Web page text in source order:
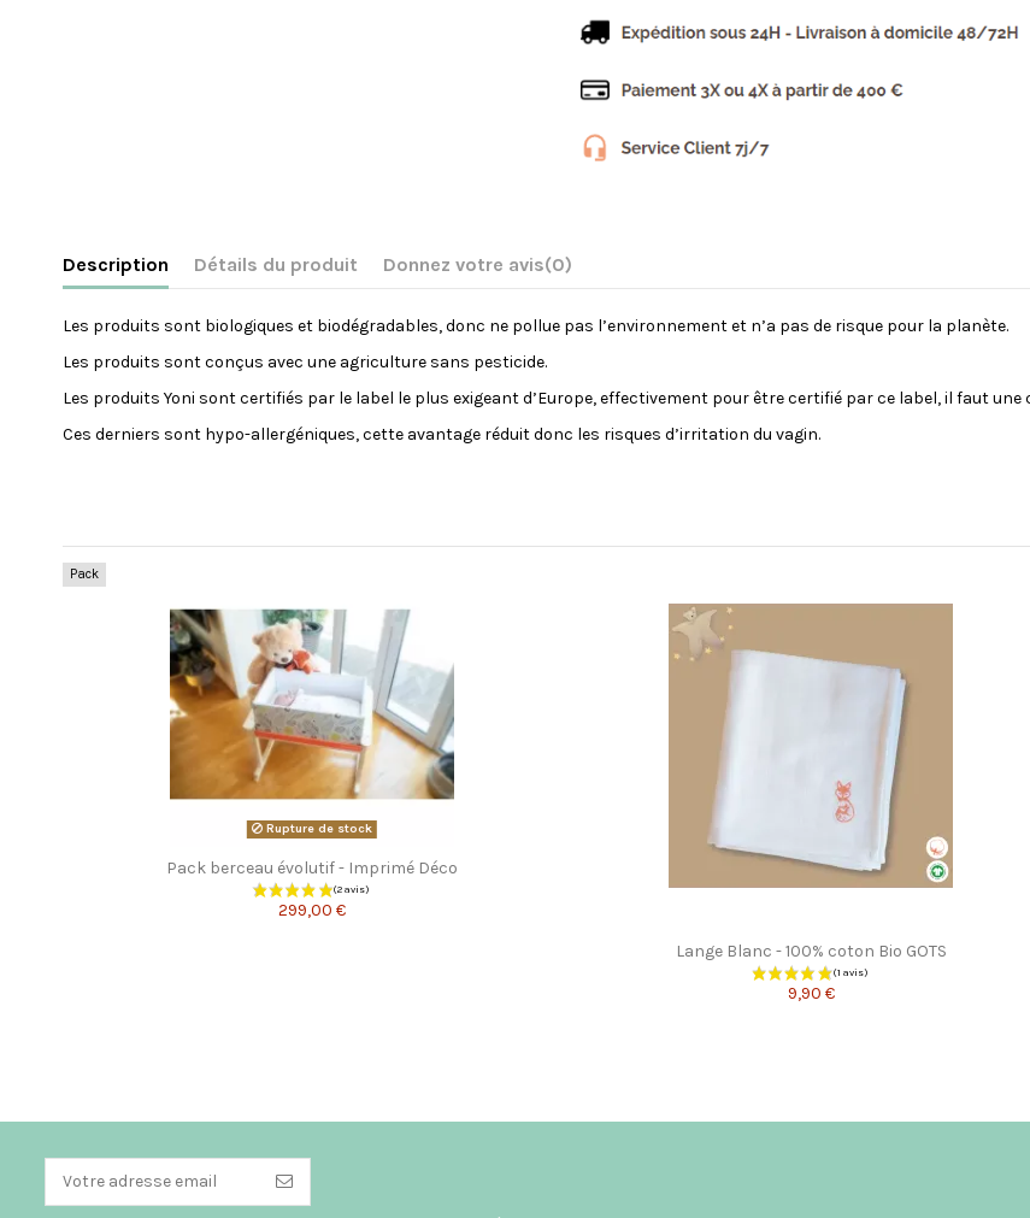
Description Détails du produit Donnez votre avis(0)
Les produits sont biologiques et biodégradables, donc ne pollue pas l’environnement et n’a pas de risque pour la planète.
Les produits sont conçus avec une agriculture sans pesticide.
Les produits Yoni sont certifiés par le label le plus exigeant d’Europe, effectivement pour être certifié par ce label, il faut
Ces derniers sont hypo-allergéniques, cette avantage réduit donc les risques d’irritation du vagin.
Pack
Rupture de stock
Pack berceau évolutif - Imprimé Déco
299,00 €
Lange Blanc - 100% coton Bio GOTS
9,90 €